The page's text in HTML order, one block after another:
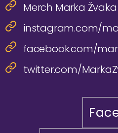
Merch Marka Žvaka
instagram.com/
facebook.com/
twitter.com/